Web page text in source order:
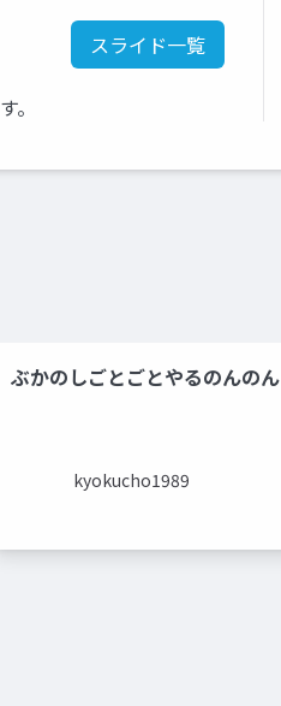
スライド一覧
。
ぶかのしごとごとやるのんのん
kyokucho1989